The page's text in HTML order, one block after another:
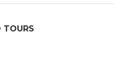
TOURS